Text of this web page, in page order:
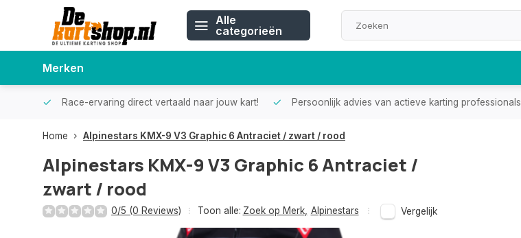
Alle
categorieën
Merken
Race-ervaring direct vertaald naar jouw kart! Persoonlijk advies van actieve karting professionals
Home Alpinestars KMX-9 V3 Graphic 6 Antraciet / zwart / rood
Alpinestars KMX-9 V3 Graphic 6 Antraciet /
zwart / rood
0/5 (0 Reviews) Toon alle: Zoek op Merk, Alpinestars Vergelijk